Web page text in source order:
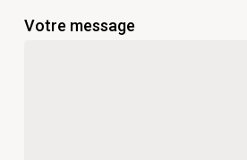
Votre message